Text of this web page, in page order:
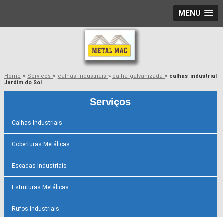
MENU
Home » Serviços» calhas industriais » calha galvanizada» calhas industrial
Jardim do Sol
Serviços
Calhas Industriais
Coberturas Metálicas
Escadas Industriais
Estruturas Metálicas
Rufos Industriais